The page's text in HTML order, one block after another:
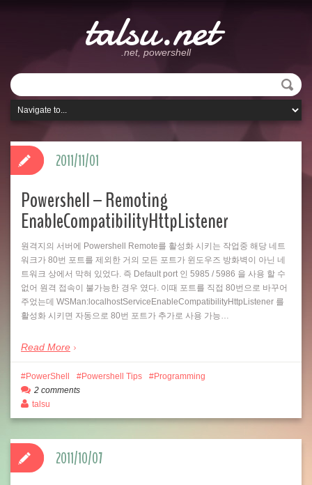
talsu.net
.net, powershell
Powershell – Remoting
EnableCompatibilityHttpListener
원격지의 서버에 Powershell Remote를 활성화 시키는 작업중 해당 네트
워크가 80번 포트를 제외한 거의 모든 포트가 윈도우즈 방화벽이 아닌 네
트워크 상에서 막혀 있었다. 즉 Default port 인 5985 / 5986 을 사용 할 수
없어 원격 접속이 불가능한 경우 였다. 이때 포트를 직접 80번으로 바꾸어
주었는데 WSMan:localhostServiceEnableCompatibilityHttpListener 를
활성화 시키면 자동으로 80번 포트가 추가로 사용 가능…
Read More
2011/11/01
PowerShell Powershell Tips
Programming
2 comments
talsu
2011/10/07